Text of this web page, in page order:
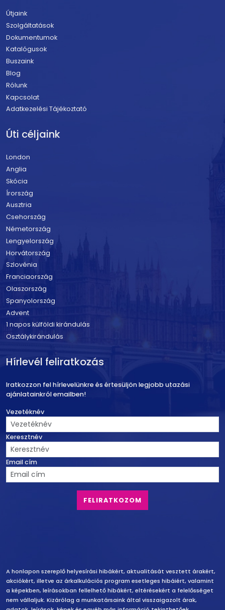
Útjaink
Szolgáltatások
Dokumentumok
Katalógusok
Buszaink
Blog
Rólunk
Kapcsolat
Adatkezelési Tájékoztató
Úti céljaink
London
Anglia
Skócia
Írország
Ausztria
Csehország
Németország
Lengyelország
Horvátország
Szlovénia
Franciaország
Olaszország
Spanyolország
Advent
1 napos külföldi kirándulás
Osztálykirándulás
Hírlevél feliratkozás
Iratkozzon fel hírlevelünkre és értesüljön legjobb utazási
ajánlatainkról emailben!
Vezetéknév
Keresztnév
Email cím
Felelősség vállalás
A honlapon szereplő helyesírási hibákért, aktualitását vesztett árakért,
akciókért, illetve az árkalkulációs program esetleges hibáiért, valamint
a képekben, leírásokban fellelhető hibákért, eltérésekért a felelősséget
nem vállaljuk. Kizárólag a munkatársaink által visszaigazolt árak,